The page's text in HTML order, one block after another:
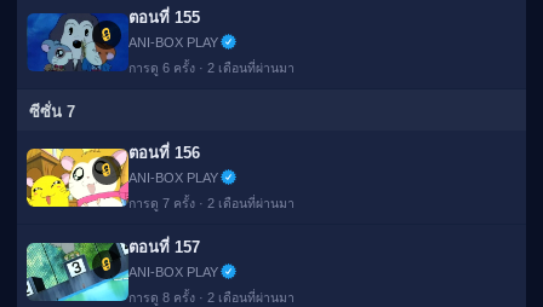
🔒
ตอนที่ 155
ANI-BOX PLAY
การดู 6 ครั้ง · 2 เดือนที่ผ่านมา
ซีซั่น 7
🔒
ตอนที่ 156
ANI-BOX PLAY
การดู 7 ครั้ง · 2 เดือนที่ผ่านมา
🔒
ตอนที่ 157
ANI-BOX PLAY
การดู 8 ครั้ง · 2 เดือนที่ผ่านมา